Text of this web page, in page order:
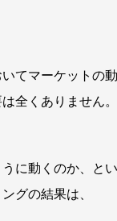
てマーケットの
全くありません。
に動くのか、と
グの結果は、